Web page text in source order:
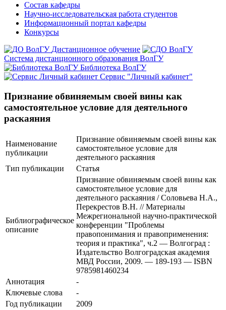
Состав кафедры
Научно-исследовательская работа студентов
Информационный портал кафедры
Конкурсы
Дистанционное обучение
Система дистанционного образования ВолГУ
Библиотека ВолГУ
Сервис "Личный кабинет"
Признание обвиняемым своей вины как
самостоятельное условие для деятельного
раскаяния
Наименование
публикации
Признание обвиняемым своей вины как
самостоятельное условие для
деятельного раскаяния
Тип публикации
Статья
Библиографическое
описание
Признание обвиняемым своей вины как
самостоятельное условие для
деятельного раскаяния / Соловьева Н.А.,
Перекрестов В.Н. // Материалы
Межрегиональной научно-практической
конференции "Проблемы
правопонимания и правоприменения:
теория и практика", ч.2 — Волгоград :
Издательство Волгоградская академия
МВД России, 2009. — 189-193 — ISBN
9785981460234
Аннотация
-
Ключевые cлова
-
Год публикации
2009